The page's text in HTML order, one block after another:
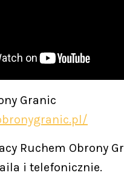
Granic
Ruchem Obrony
i telefonicznie.